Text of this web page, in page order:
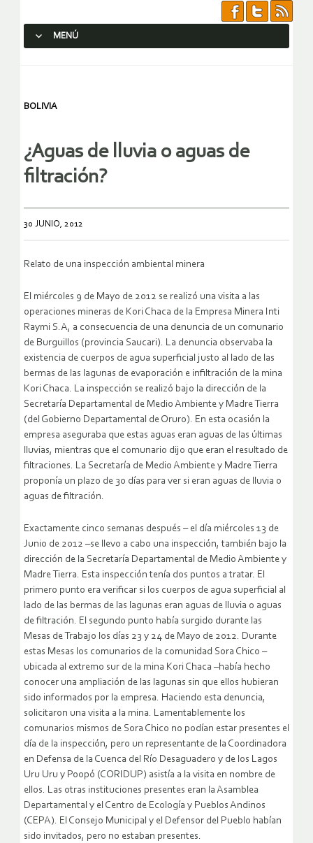
MENÚ
BOLIVIA
¿Aguas de lluvia o aguas de
filtración?
30 JUNIO, 2012
Relato de una inspección ambiental minera
El miércoles 9 de Mayo de 2012 se realizó una visita a las
operaciones mineras de Kori Chaca de la Empresa Minera Inti
Raymi S.A, a consecuencia de una denuncia de un comunario
de Burguillos (provincia Saucari). La denuncia observaba la
existencia de cuerpos de agua superficial justo al lado de las
bermas de las lagunas de evaporación e infiltración de la mina
Kori Chaca. La inspección se realizó bajo la dirección de la
Secretaría Departamental de Medio Ambiente y Madre Tierra
(del Gobierno Departamental de Oruro). En esta ocasión la
empresa aseguraba que estas aguas eran aguas de las últimas
lluvias, mientras que el comunario dijo que eran el resultado de
filtraciones. La Secretaría de Medio Ambiente y Madre Tierra
proponía un plazo de 30 días para ver si eran aguas de lluvia o
aguas de filtración.
Exactamente cinco semanas después – el día miércoles 13 de
Junio de 2012 –se llevo a cabo una inspección, también bajo la
dirección de la Secretaría Departamental de Medio Ambiente y
Madre Tierra. Esta inspección tenía dos puntos a tratar. El
primero punto era verificar si los cuerpos de agua superficial al
lado de las bermas de las lagunas eran aguas de lluvia o aguas
de filtración. El segundo punto había surgido durante las
Mesas de Trabajo los días 23 y 24 de Mayo de 2012. Durante
estas Mesas los comunarios de la comunidad Sora Chico –
ubicada al extremo sur de la mina Kori Chaca –había hecho
conocer una ampliación de las lagunas sin que ellos hubieran
sido informados por la empresa. Haciendo esta denuncia,
solicitaron una visita a la mina. Lamentablemente los
comunarios mismos de Sora Chico no podían estar presentes el
día de la inspección, pero un representante de la Coordinadora
en Defensa de la Cuenca del Río Desaguadero y de los Lagos
Uru Uru y Poopó (CORIDUP) asistía a la visita en nombre de
ellos. Las otras instituciones presentes eran la Asamblea
Departamental y el Centro de Ecología y Pueblos Andinos
(CEPA). El Consejo Municipal y el Defensor del Pueblo habían
sido invitados, pero no estaban presentes.